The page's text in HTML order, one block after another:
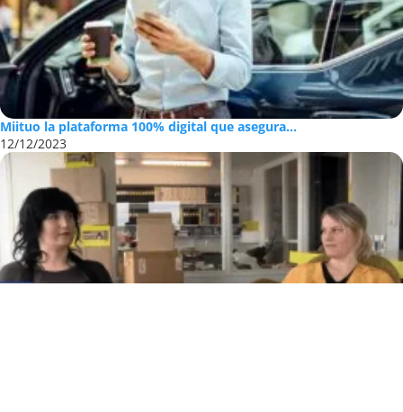
Miituo la plataforma 100% digital que asegura...
12/12/2023